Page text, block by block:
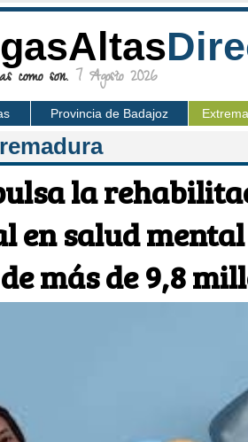
como son. 7 Agosto 2026
Provincia de Badajoz
la
en salud
más de 9,8